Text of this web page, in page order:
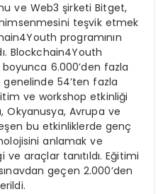
ve Web3 şirketi Bitget,
teşvik etmek
programının
Blockchain4Youth
6.000’den fazla
genelinde 54’ten fazla
ve workshop etkinliği
Okyanusya, Avrupa ve
bu etkinliklerde genç
anlamak ve
araçlar tanıtıldı. Eğitimi
geçen 2.000’den